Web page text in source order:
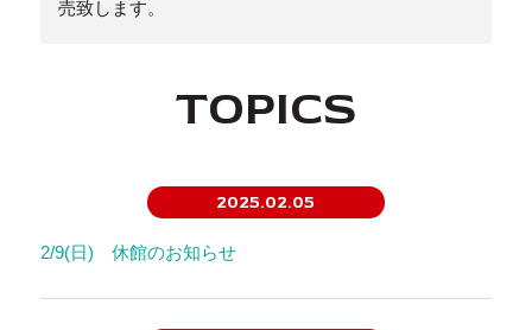
売致します。
TOPICS
2025.02.05
2/9(日) 休館のお知らせ